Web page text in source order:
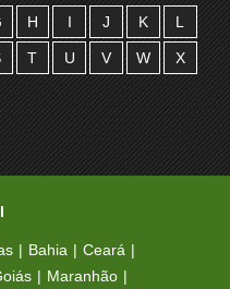
SHOPP SÃO BRAZ
REMOTO
NU
H I J K L
T U V W X
Bahia
Ceará
Maranhão